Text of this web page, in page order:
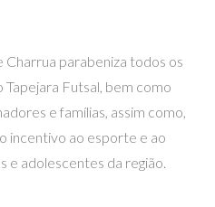
parabeniza todos os
Futsal, bem como
e famílias, assim como,
incentivo ao esporte e ao
e adolescentes da região.